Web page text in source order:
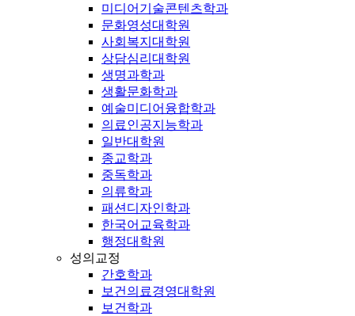
미디어기술콘텐츠학과
문화영성대학원
사회복지대학원
상담심리대학원
생명과학과
생활문화학과
예술미디어융합학과
의료인공지능학과
일반대학원
종교학과
중독학과
의류학과
패션디자인학과
한국어교육학과
행정대학원
성의교정
간호학과
보건의료경영대학원
보건학과